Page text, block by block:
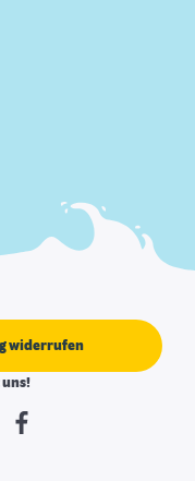
widerrufen
uns!